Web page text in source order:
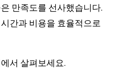
만족도를 선사했습니다.
간과 비용을 효율적으로
서 살펴보세요.